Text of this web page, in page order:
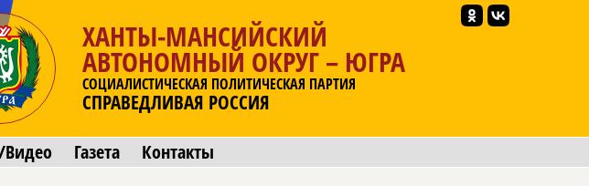
ХАНТЫ-МАНСИЙСКИЙ
АВТОНОМНЫЙ ОКРУГ – ЮГРА
СОЦИАЛИСТИЧЕСКАЯ ПОЛИТИЧЕСКАЯ ПАРТИЯ
СПРАВЕДЛИВАЯ РОССИЯ
Газета Контакты